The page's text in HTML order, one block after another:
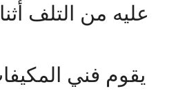
عليه من التلف
يقوم فني